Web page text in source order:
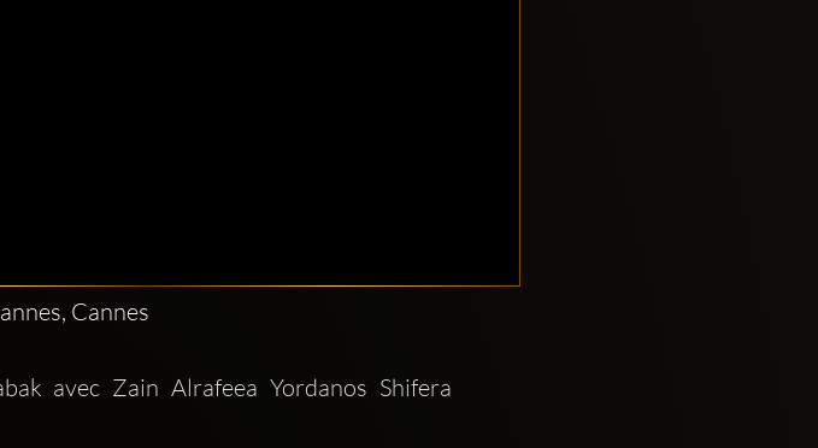
Cannes
avec Zain Alrafeea Yordanos Shifera